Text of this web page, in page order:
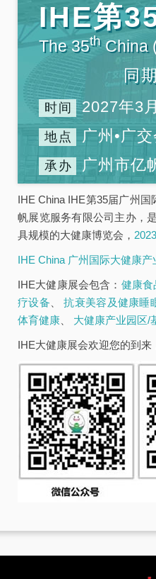
IHE第
The 35thChina
同
时间 2027年3
地点 广州•广
承办 广州市亿
IHE China IHE第35届广州
帆展览服务有限公司主办，
具规模的大健康博览会，
IHE China 广州国际大健康产
IHE大健康展会包含： 健康食
疗设备 、抗衰美容及健康睡
体育健康
大健康产业园区/
IHE大健康展会欢迎您的到来